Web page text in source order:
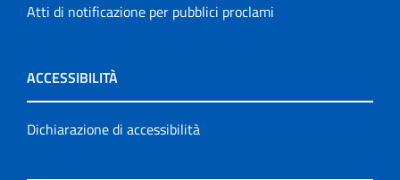
Atti di notificazione per pubblici proclami
ACCESSIBILITÀ
Dichiarazione di accessibilità